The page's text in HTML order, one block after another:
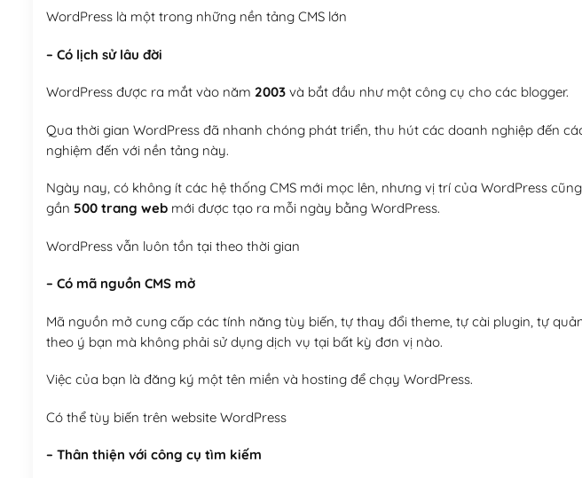
WordPress là một trong những nền tảng CMS lớn
– Có lịch sử lâu đời
WordPress được ra mắt vào năm 2003và bắt đầu như một công cụ cho các blogger.
Qua thời gian WordPress đã nhanh chóng phát triển, thu hút các doanh nghiệp đến
nghiệm đến với nền tảng này.
Ngày nay, có không ít các hệ thống CMS mới mọc lên, nhưng vị trí của WordPress
gần 500 trang webmới được tạo ra mỗi ngày bằng WordPress.
WordPress vẫn luôn tồn tại theo thời gian
– Có mã nguồn CMS mở
Mã nguồn mở cung cấp các tính năng tùy biến, tự thay đổi theme, tự cài plugin, tự
theo ý bạn mà không phải sử dụng dịch vụ tại bất kỳ đơn vị nào.
Việc của bạn là đăng ký một tên miền và hosting để chạy WordPress.
Có thể tùy biến trên website WordPress
– Thân thiện với công cụ tìm kiếm